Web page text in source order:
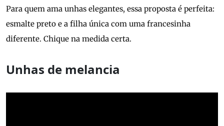
Para quem ama unhas elegantes, essa proposta é perfeita:
esmalte preto e a filha única com uma francesinha
diferente. Chique na medida certa.
Unhas de melancia